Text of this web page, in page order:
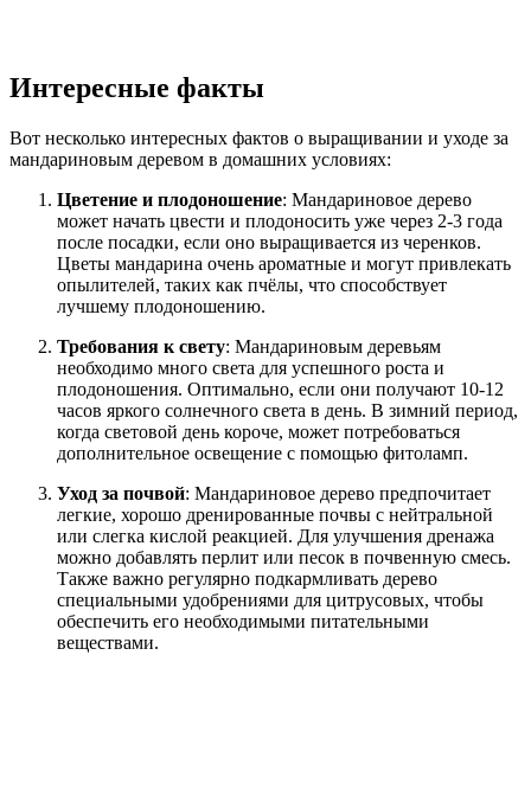
Интересные факты
Вот несколько интересных фактов о выращивании и уходе за
мандариновым деревом в домашних условиях:
Цветение и плодоношение: Мандариновое дерево
может начать цвести и плодоносить уже через 2-3 года
после посадки, если оно выращивается из черенков.
Цветы мандарина очень ароматные и могут привлекать
опылителей, таких как пчёлы, что способствует
лучшему плодоношению.
Требования к свету: Мандариновым деревьям
необходимо много света для успешного роста и
плодоношения. Оптимально, если они получают 10-12
часов яркого солнечного света в день. В зимний период,
когда световой день короче, может потребоваться
дополнительное освещение с помощью фитоламп.
Уход за почвой: Мандариновое дерево предпочитает
легкие, хорошо дренированные почвы с нейтральной
или слегка кислой реакцией. Для улучшения дренажа
можно добавлять перлит или песок в почвенную смесь.
Также важно регулярно подкармливать дерево
специальными удобрениями для цитрусовых, чтобы
обеспечить его необходимыми питательными
веществами.